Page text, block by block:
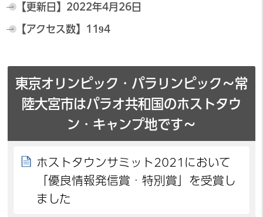
【更新日】 2022年4月26日
【アクセス数】 1194
東京オリンピック・パラリンピック～常
陸大宮市はパラオ共和国のホストタウ
ン・キャンプ地です～
ホストタウンサミット2021において
「優良情報発信賞・特別賞」を受賞し
ました